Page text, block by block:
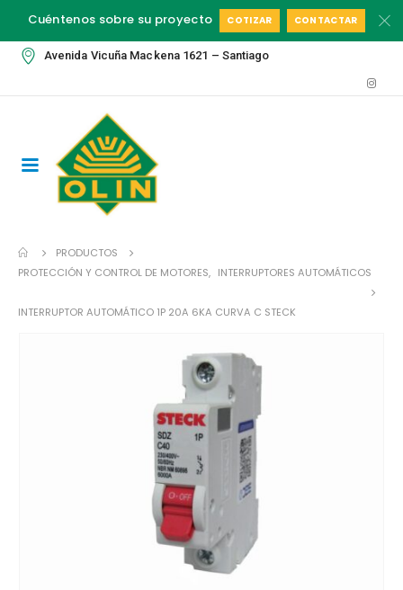
Cuéntenos sobre su proyecto COTIZAR CONTACTAR
Avenida Vicuña Mackena 1621 – Santiago
PRODUCTOS
PROTECCIÓN Y CONTROL DE MOTORES, INTERRUPTORES AUTOMÁTICOS
INTERRUPTOR AUTOMÁTICO 1P 20A 6KA CURVA C STECK